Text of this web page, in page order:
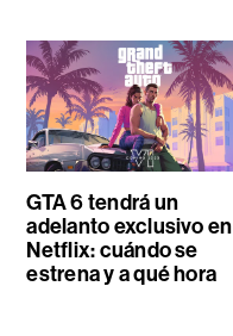
GTA 6 tendrá un
adelanto exclusivo en
Netflix: cuándo se
estrena y a qué hora